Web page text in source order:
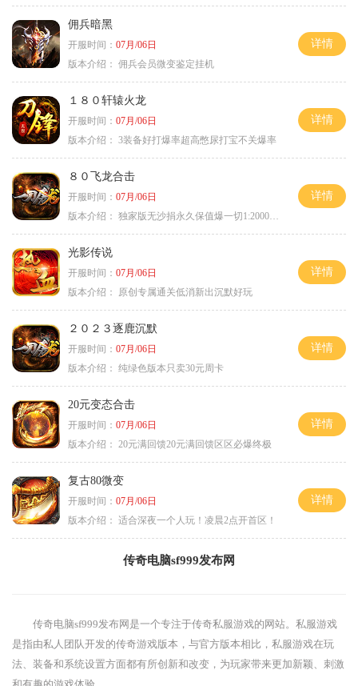
佣兵暗黑
开服时间： 07月/06日
版本介绍： 佣兵会员微变鉴定挂机
详情
１８０轩辕火龙
开服时间： 07月/06日
版本介绍： 3装备好打爆率超高憋尿打宝不关爆率
详情
８０飞龙合击
开服时间： 07月/06日
版本介绍： 独家版无沙捐永久保值爆一切1:2000回2
详情
光影传说
开服时间： 07月/06日
版本介绍：
原创专属通关低消新出沉默好玩
详情
２０２３逐鹿沉默
开服时间： 07月/06日
版本介绍： 纯绿色版本只卖30元周卡
详情
20元变态合击
开服时间： 07月/06日
版本介绍： 20元满回馈20元满回馈区区必爆终极
详情
复古80微变
开服时间： 07月/06日
版本介绍： 适合深夜一个人玩！凌晨2点开首区！
详情
传奇电脑sf999发布网
传奇电脑sf999发布网是一个专注于传奇私服游戏的网站。私服游戏
是指由私人团队开发的传奇游戏版本，与官方版本相比，私服游戏在玩
法、装备和系统设置方面都有所创新和改变，为玩家带来更加新颖、刺激